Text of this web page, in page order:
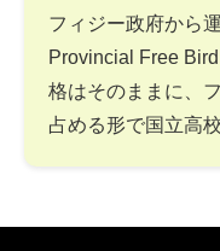
フィジー政府から
Provincial Free
格はそのままに、
占める形で国立高